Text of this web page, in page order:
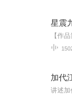
星震
加代